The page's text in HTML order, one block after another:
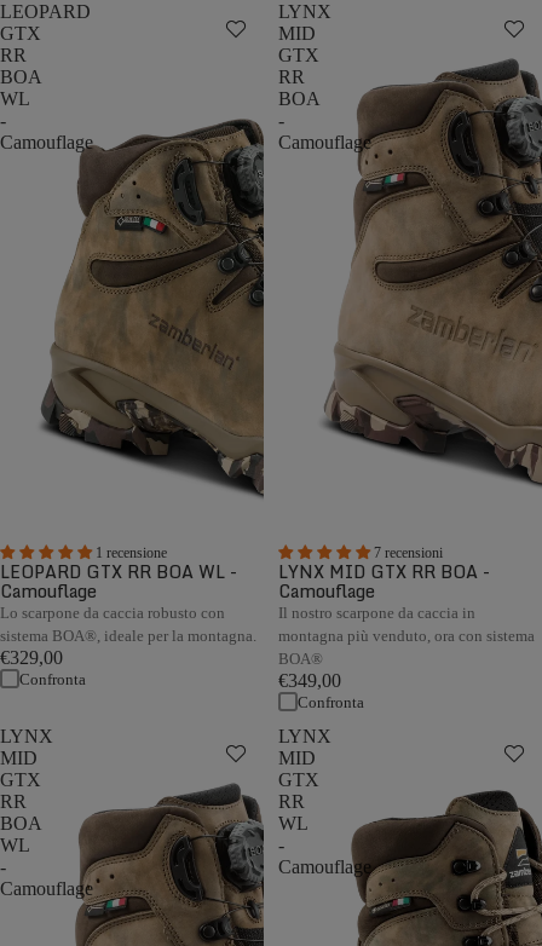
LEOPARD
GTX
RR
BOA
WL
-
Camouflage
1 recensione
LEOPARD GTX RR BOA WL -
Camouflage
Lo scarpone da caccia robusto con
sistema BOA®, ideale per la montagna.
€329,00
Confronta
LYNX
MID
GTX
RR
BOA
-
Camouflage
7 recensioni
LYNX MID GTX RR BOA -
Camouflage
Il nostro scarpone da caccia in
montagna più venduto, ora con sistema
BOA®
€349,00
Confronta
LYNX
MID
GTX
RR
BOA
WL
-
Camouflage
LYNX
MID
GTX
RR
WL
-
Camouflage